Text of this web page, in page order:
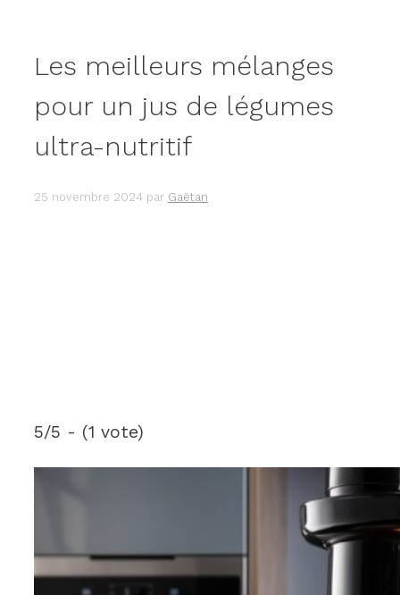
Les meilleurs mélanges
pour un jus de légumes
ultra-nutritif
25 novembre 2024 par Gaëtan
5/5 - (1 vote)